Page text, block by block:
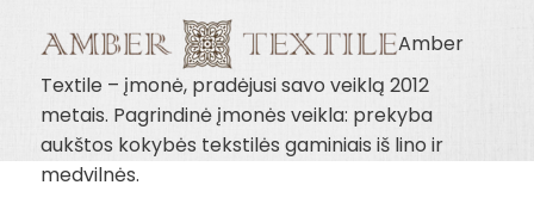
Amber
Textile – įmonė, pradėjusi savo veiklą 2012
metais. Pagrindinė įmonės veikla: prekyba
aukštos kokybės tekstilės gaminiais iš lino ir
medvilnės.